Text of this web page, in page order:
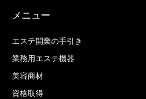
メニュー
エステ開業の手引き
業務用エステ機器
美容商材
資格取得